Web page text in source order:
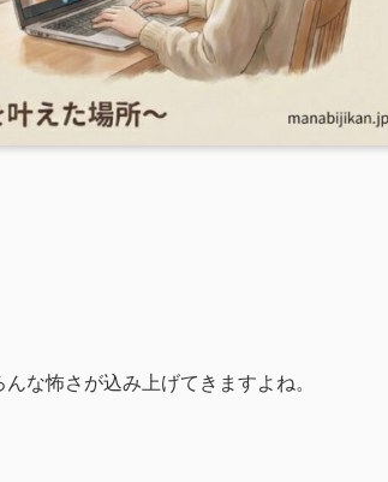
な怖さが込み上げてきますよね。